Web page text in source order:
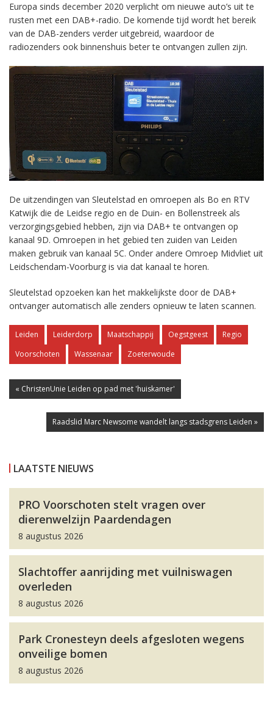
Europa sinds december 2020 verplicht om nieuwe auto’s uit te
rusten met een DAB+-radio. De komende tijd wordt het bereik
van de DAB-zenders verder uitgebreid, waardoor de
radiozenders ook binnenshuis beter te ontvangen zullen zijn.
De uitzendingen van Sleutelstad en omroepen als Bo en RTV
Katwijk die de Leidse regio en de Duin- en Bollenstreek als
verzorgingsgebied hebben, zijn via DAB+ te ontvangen op
kanaal 9D. Omroepen in het gebied ten zuiden van Leiden
maken gebruik van kanaal 5C. Onder andere Omroep Midvliet uit
Leidschendam-Voorburg is via dat kanaal te horen.
Sleutelstad opzoeken kan het makkelijkste door de DAB+
ontvanger automatisch alle zenders opnieuw te laten scannen.
Leiden Leiderdorp Maatschappij Oegstgeest
Regio
Voorschoten
Wassenaar Zoeterwoude
« ChristenUnie Leiden op pad met 'huiskamer'
Raadslid Marc Newsome wandelt langs stadsgrens Leiden »
LAATSTE NIEUWS
PRO Voorschoten stelt vragen over
dierenwelzijn Paardendagen
8 augustus 2026
Slachtoffer aanrijding met vuilniswagen
overleden
8 augustus 2026
Park Cronesteyn deels afgesloten wegens
onveilige bomen
8 augustus 2026